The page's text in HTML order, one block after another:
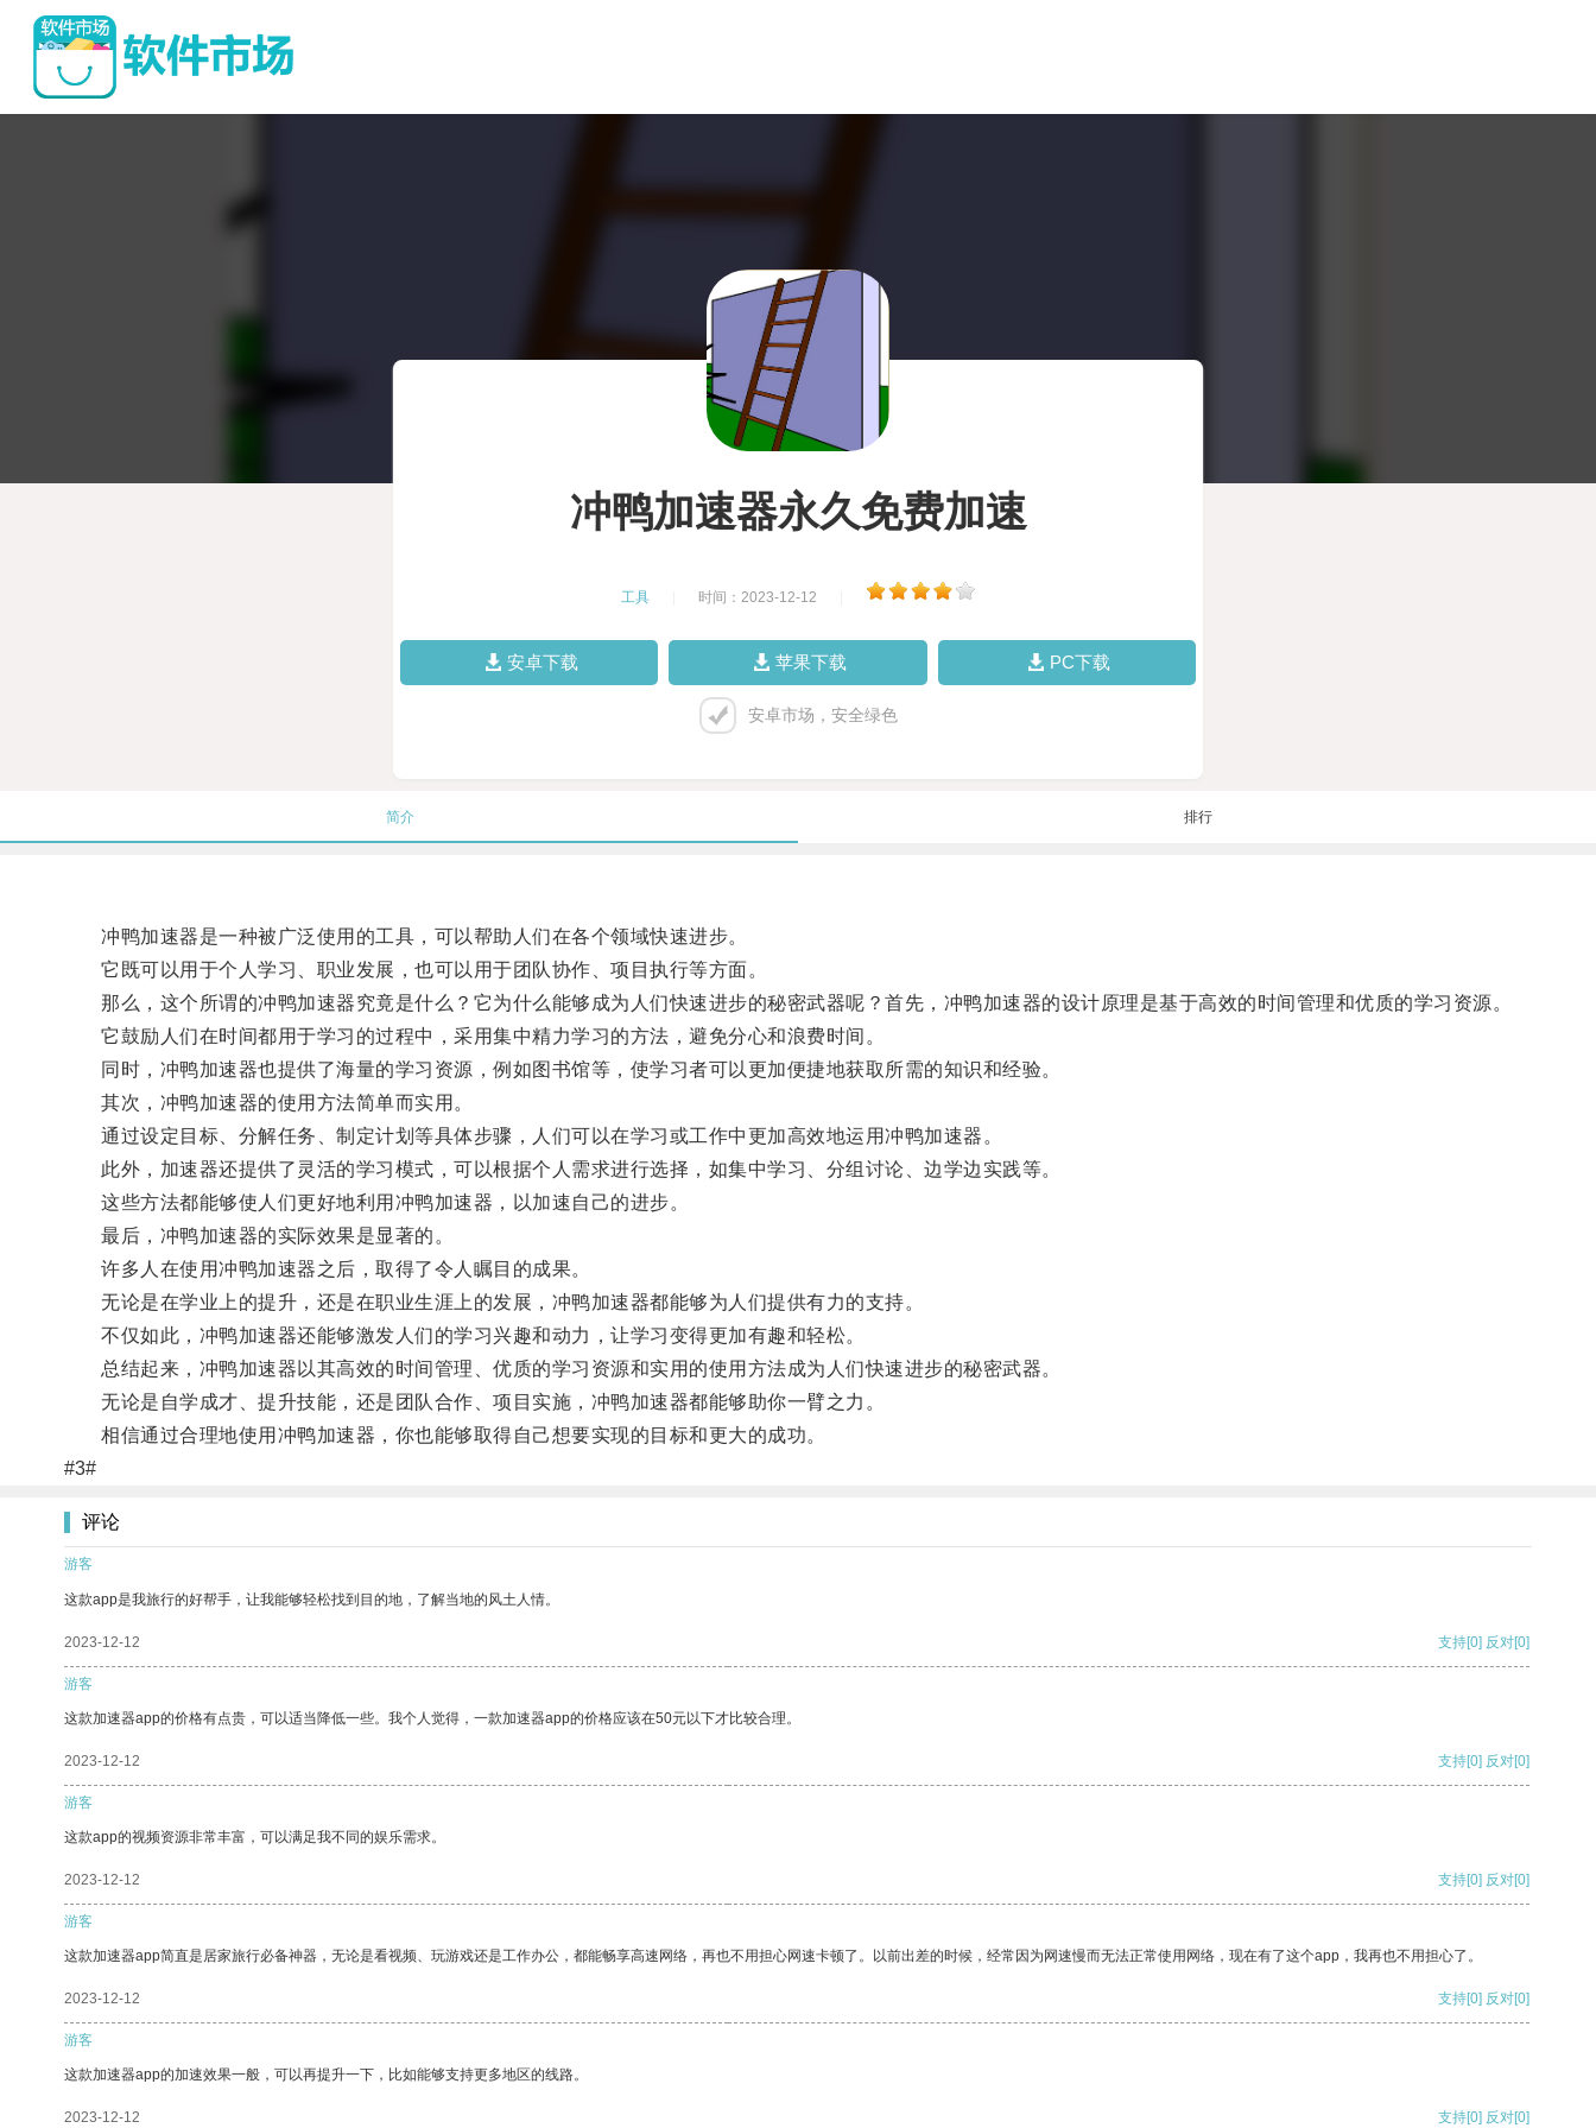
冲鸭加速器永久免费加速
工具 时间：2023-12-12
安卓下载 苹果下载 PC下载
安卓市场，安全绿色
简介 排行
冲鸭加速器是一种被广泛使用的工具，可以帮助人们在各个领域快速进步。
它既可以用于个人学习、职业发展，也可以用于团队协作、项目执行等方面。
那么，这个所谓的冲鸭加速器究竟是什么？它为什么能够成为人们快速进步的秘密武器呢？首先，冲鸭加速器的设计原理是基于高效的时间管理和优质的学习资源。
它鼓励人们在时间都用于学习的过程中，采用集中精力学习的方法，避免分心和浪费时间。
同时，冲鸭加速器也提供了海量的学习资源，例如图书馆等，使学习者可以更加便捷地获取所需的知识和经验。
其次，冲鸭加速器的使用方法简单而实用。
通过设定目标、分解任务、制定计划等具体步骤，人们可以在学习或工作中更加高效地运用冲鸭加速器。
此外，加速器还提供了灵活的学习模式，可以根据个人需求进行选择，如集中学习、分组讨论、边学边实践等。
这些方法都能够使人们更好地利用冲鸭加速器，以加速自己的进步。
最后，冲鸭加速器的实际效果是显著的。
许多人在使用冲鸭加速器之后，取得了令人瞩目的成果。
无论是在学业上的提升，还是在职业生涯上的发展，冲鸭加速器都能够为人们提供有力的支持。
不仅如此，冲鸭加速器还能够激发人们的学习兴趣和动力，让学习变得更加有趣和轻松。
总结起来，冲鸭加速器以其高效的时间管理、优质的学习资源和实用的使用方法成为人们快速进步的秘密武器。
无论是自学成才、提升技能，还是团队合作、项目实施，冲鸭加速器都能够助你一臂之力。
相信通过合理地使用冲鸭加速器，你也能够取得自己想要实现的目标和更大的成功。
#3#
评论
游客
这款app是我旅行的好帮手，让我能够轻松找到目的地，了解当地的风土人情。
2023-12-12 支持[0] 反对[0]
游客
这款加速器app的价格有点贵，可以适当降低一些。我个人觉得，一款加速器app的价格应该在50元以下才比较合理。
2023-12-12 支持[0] 反对[0]
游客
这款app的视频资源非常丰富，可以满足我不同的娱乐需求。
2023-12-12 支持[0] 反对[0]
游客
这款加速器app简直是居家旅行必备神器，无论是看视频、玩游戏还是工作办公，都能畅享高速网络，再也不用担心网速卡顿了。以前出差的时候，经常因为网速慢而无法正常使用网络，现在有了这个app，我再也不用担心了。
2023-12-12 支持[0] 反对[0]
游客
这款加速器app的加速效果一般，可以再提升一下，比如能够支持更多地区的线路。
2023-12-12 支持[0] 反对[0]